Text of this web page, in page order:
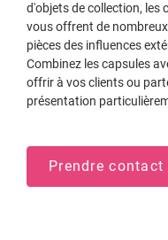
d'objets de collection, les
vous offrent de
pièces des influences
Combinez les capsules
offrir à vos clients ou
présentation
Prendre